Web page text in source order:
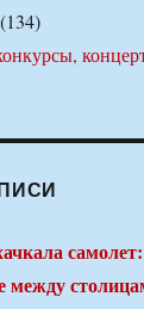
(134)
между